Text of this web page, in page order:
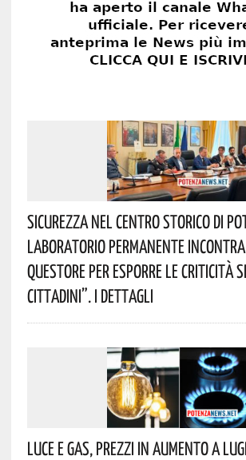
Sicurezza Nel Centro Storico Di
Laboratorio Permanente
Questore Per Esporre Le Criticità
Cittadini”. I Dettagli
Luce E Gas, Prezzi In Aumento A